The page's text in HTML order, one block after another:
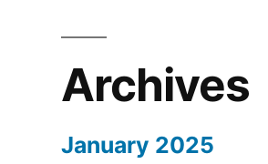
Archives
January 2025